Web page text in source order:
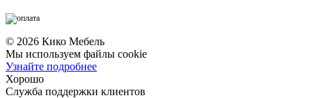
© 2026 Кико Мебель
Мы используем файлы cookie
Узнайте подробнее
Хорошо
Служба поддержки клиентов